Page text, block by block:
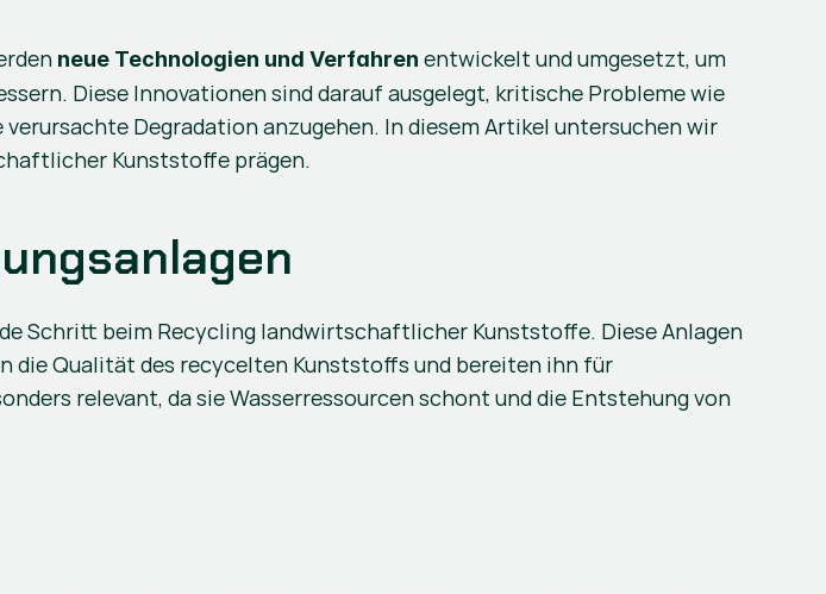
neue Technologien und Verfahren entwickelt und umgesetzt, um
Diese Innovationen sind darauf ausgelegt, kritische Probleme wie
Degradation anzugehen. In diesem Artikel untersuchen wir
Kunststoffe prägen.
Schritt beim Recycling landwirtschaftlicher Kunststoffe. Diese Anlagen
die Qualität des recycelten Kunststoffs und bereiten ihn für
relevant, da sie Wasserressourcen schont und die Entstehung von